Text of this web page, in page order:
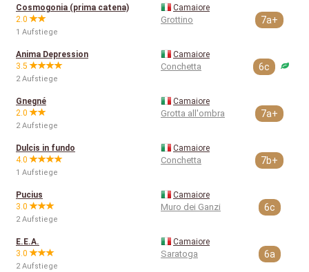
Cosmogonia (prima catena)
2.0
1 Aufstiege
Camaiore
Grottino 7a+
Anima Depression
3.5
2 Aufstiege
Camaiore
Conchetta 6c
Gnegné
2.0
2 Aufstiege
Camaiore
Grotta all'ombra 7a+
Dulcis in fundo
4.0
1 Aufstiege
Camaiore
Conchetta 7b+
Pucius
3.0
2 Aufstiege
Camaiore
Muro dei Ganzi 6c
E.E.A.
3.0
2 Aufstiege
Camaiore
Saratoga 6a